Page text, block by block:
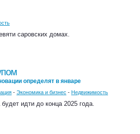
саровских домах.
определят в январе
- Экономика и бизнес - Недвижимость
идти до конца 2025 года.